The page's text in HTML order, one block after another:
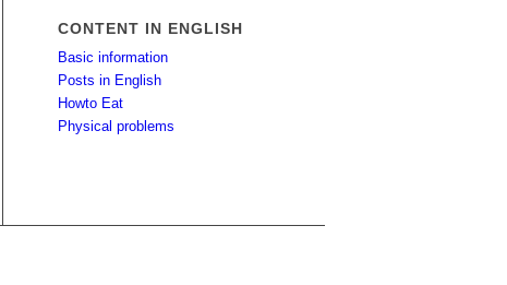
CONTENT IN ENGLISH
Basic information
Posts in English
Howto Eat
Physical problems